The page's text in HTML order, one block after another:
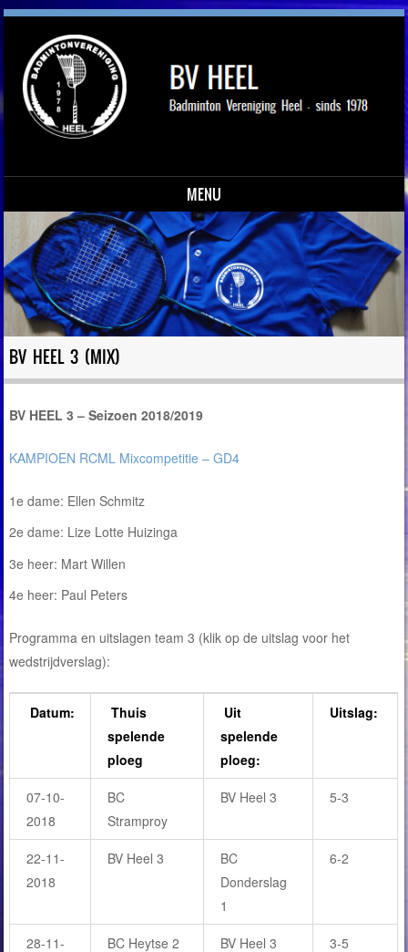
MENU
Skip to content
BV HEEL 3 (MIX)
BV HEEL 3 – Seizoen 2018/2019
KAMPIOEN RCML Mixcompetitie – GD4
1e dame: Ellen Schmitz
2e dame: Lize Lotte Huizinga
3e heer: Mart Willen
4e heer: Paul Peters
Programma en uitslagen team 3 (klik op de uitslag voor het
wedstrijdverslag):
Datum:
Thuis
spelende
ploeg
Uit
spelende
ploeg:
Uitslag:
07-10-
2018
BC
Stramproy
BV Heel 3 5-3
22-11-
2018
BV Heel 3
BC
Donderslag
1
6-2
28-11-
BC Heytse 2 BV Heel 3 3-5